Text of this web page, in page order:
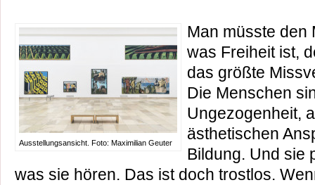
Ausstellungsansicht. Foto: Maximilian Geuter
Man müsste den
was Freiheit ist,
das größte
Die Menschen
Ungezogenheit,
ästhetischen
Bildung. Und sie
was sie hören. Das ist doch trostlos.